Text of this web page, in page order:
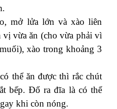
mở lửa lớn và xào liên
vị vừa ăn (cho vừa phải vì
xào trong khoảng 3
thể ăn được thì rắc chút
bếp. Đổ ra đĩa là có thể
khi còn nóng.